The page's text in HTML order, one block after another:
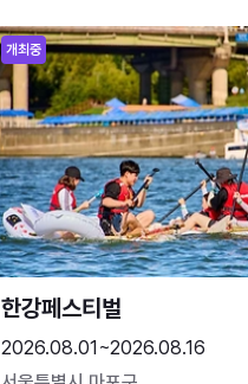
개최중
한강페스티벌
2026.08.01~2026.08.16